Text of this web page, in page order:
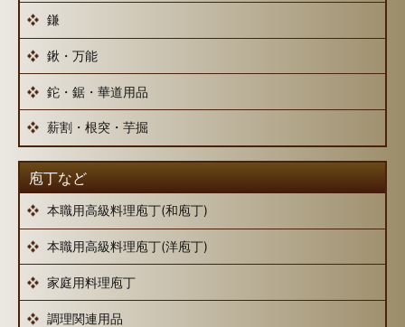
鎌
鍬・万能
鉈・鋸・華道用品
薪割・根突・芋掘
庖丁など
本職用高級料理庖丁(和庖丁)
本職用高級料理庖丁(洋庖丁)
家庭用料理庖丁
調理関連用品